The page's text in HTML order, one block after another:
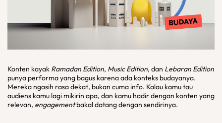
Konten kayak Ramadan Edition, Music Edition, dan Lebaran Edition
punya performa yang bagus karena ada konteks budayanya.
Mereka ngasih rasa dekat, bukan cuma info. Kalau kamu tau
audiens kamu lagi mikirin apa, dan kamu hadir dengan konten yang
relevan, engagementbakal datang dengan sendirinya.